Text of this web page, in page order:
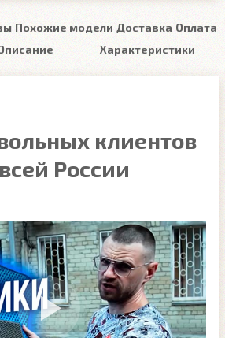
Похожие модели Доставка Оплата
Характеристики
клиентов
России